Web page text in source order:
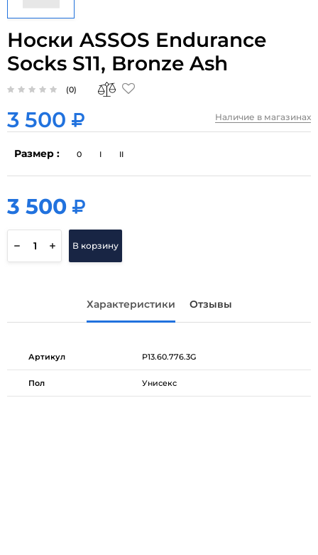
Носки ASSOS Endurance
Socks S11, Bronze Ash
(0)
3 500 Наличие в магазинах
Размер : 0 I II
3 500
3 500
В корзину
Характеристики Отзывы
Артикул P13.60.776.3G
Пол Унисекс